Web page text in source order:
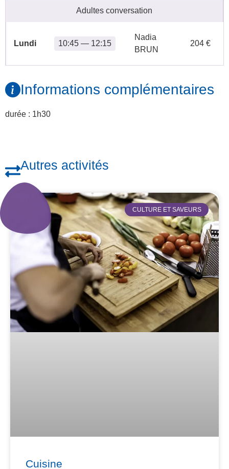
Adultes conversation
Lundi 10:45 — 12:15
Nadia
BRUN
204 €
Informations complémentaires
durée : 1h30
Autres activités
CULTURE ET SAVEURS
Cuisine